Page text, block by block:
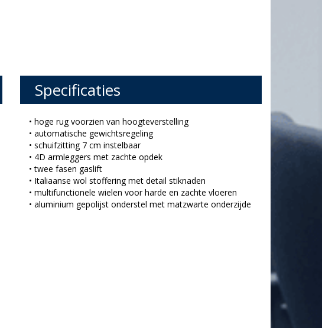
Specificaties
• hoge rug voorzien van hoogteverstelling
• automatische gewichtsregeling
• schuifzitting 7 cm instelbaar
• 4D armleggers met zachte opdek
• twee fasen gaslift
• Italiaanse wol stoffering met detail stiknaden
• multifunctionele wielen voor harde en zachte vloeren
• aluminium gepolijst onderstel met matzwarte onderzijde